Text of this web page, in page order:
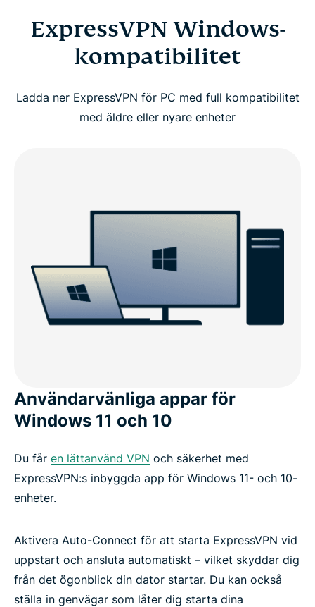
ExpressVPN Windows-
kompatibilitet
Ladda ner ExpressVPN för PC med full kompatibilitet
med äldre eller nyare enheter
Användarvänliga appar för
Windows 11 och 10
Du får en lättanvänd VPN och säkerhet med
ExpressVPN:s inbyggda app för Windows 11- och 10-
enheter.
Aktivera Auto-Connect för att starta ExpressVPN vid
uppstart och ansluta automatiskt – vilket skyddar dig
från det ögonblick din dator startar. Du kan också
ställa in genvägar som låter dig starta dina